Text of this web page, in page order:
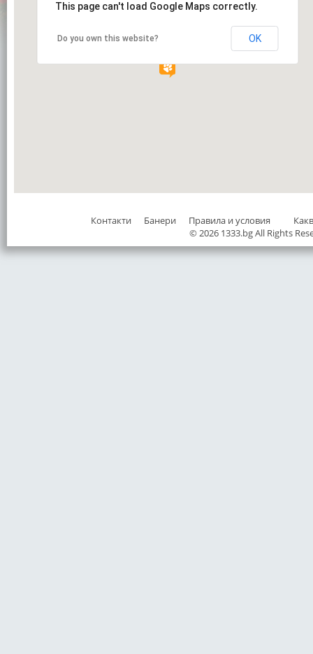
This page can't load Google Maps correctly.
Do you own this website? OK
Контакти Банери Правила и условия
© 2026 1333.bg All Rights